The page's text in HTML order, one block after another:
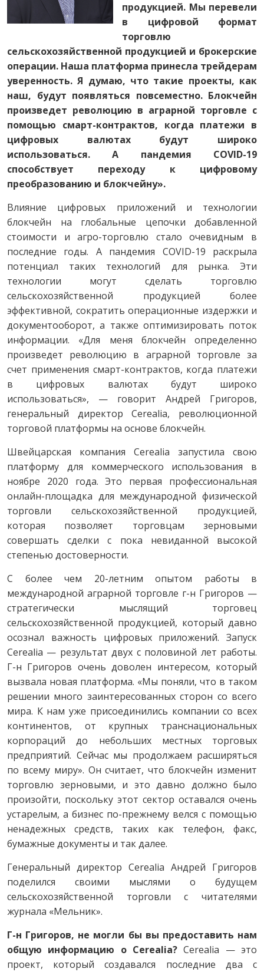
продукцией. Мы перевели
в цифровой формат
торговлю
сельскохозяйственной продукцией и брокерские
операции. Наша платформа принесла трейдерам
уверенность. Я думаю, что такие проекты, как
наш, будут появляться повсеместно. Блокчейн
произведет революцию в аграрной торговле с
помощью смарт-контрактов, когда платежи в
цифровых валютах будут широко
использоваться. А пандемия COVID-19
способствует переходу к цифровому
преобразованию и блокчейну».
Влияние цифровых приложений и технологии
блокчейн на глобальные цепочки добавленной
стоимости и агро-торговлю стало очевидным в
последние годы. А пандемия COVID-19 раскрыла
потенциал таких технологий для рынка. Эти
технологии могут сделать торговлю
сельскохозяйственной продукцией более
эффективной, сократить операционные издержки и
документооборот, а также оптимизировать поток
информации. «Для меня блокчейн определенно
произведет революцию в аграрной торговле за
счет применения смарт-контрактов, когда платежи
в цифровых валютах будут широко
использоваться», — говорит Андрей Григоров,
генеральный директор Cerealia, революционной
торговой платформы на основе блокчейн.
Швейцарская компания Cerealia запустила свою
платформу для коммерческого использования в
ноябре 2020 года. Это первая профессиональная
онлайн-площадка для международной физической
торговли сельскохозяйственной продукцией,
которая позволяет торговцам зерновыми
совершать сделки с пока невиданной высокой
степенью достоверности.
С более чем 20-летним опытом работы в
международной аграрной торговле г-н Григоров —
стратегически мыслящий торговец
сельскохозяйственной продукцией, который давно
осознал важность цифровых приложений. Запуск
Cerealia — результат двух с половиной лет работы.
Г-н Григоров очень доволен интересом, который
вызвала новая платформа. «Мы поняли, что в таком
решении много заинтересованных сторон со всего
мира. К нам уже присоединились компании со всех
континентов, от крупных транснациональных
корпораций до небольших местных торговых
предприятий. Сейчас мы продолжаем расширяться
по всему миру». Он считает, что блокчейн изменит
торговлю зерновыми, и это давно должно было
произойти, поскольку этот сектор оставался очень
устарелым, а бизнес по-прежнему велся с помощью
ненадежных средств, таких как телефон, факс,
бумажные документы и так далее.
Генеральный директор Cerealia Андрей Григоров
поделился своими мыслями о будущем
сельскохозяйственной торговли с читателями
журнала «Мельник».
Г-н Григоров, не могли бы вы предоставить нам
общую информацию о Cerealia? Cerealia — это
проект, который создавался последние два с